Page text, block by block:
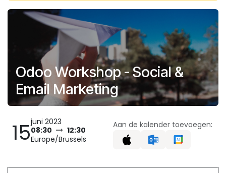
Odoo Workshop - Social &
Email Marketing
15juni 2023
08:30
12:30
Europe/Brussels
Aan de kalender toevoegen: